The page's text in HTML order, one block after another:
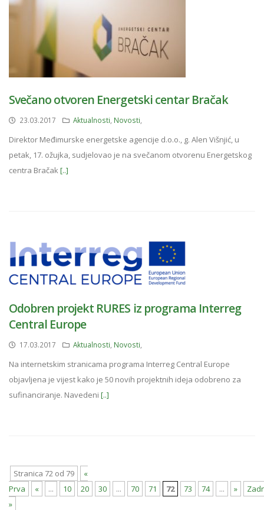
Svečano otvoren Energetski centar Bračak
23.03.2017 Aktualnosti Novosti
Direktor Međimurske energetske agencije d.o.o., g. Alen Višnjić, u
petak, 17. ožujka, sudjelovao je na svečanom otvorenu Energetskog
centra Bračak[..]
Odobren projekt RURES iz programa Interreg
Central Europe
17.03.2017 Aktualnosti Novosti
Na internetskim stranicama programa Interreg Central Europe
objavljena je vijest kako je 50 novih projektnih ideja odobreno za
sufinanciranje. Navedeni [..]
Stranica 72 od 79
«
Prva
« ... 10 20 30 ... 70 71 72 73 74 ... »
»